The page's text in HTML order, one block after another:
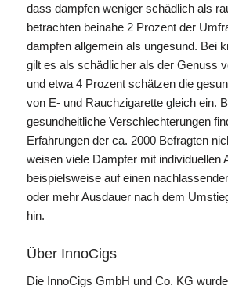
dass dampfen weniger schädlich als
betrachten beinahe 2 Prozent der
dampfen allgemein als ungesund. Bei
gilt es als schädlicher als der Genuss
und etwa 4 Prozent schätzen die
von E- und Rauchzigarette gleich ein.
gesundheitliche Verschlechterungen
Erfahrungen der ca. 2000 Befragten
weisen viele Dampfer mit individuellen
beispielsweise auf einen
oder mehr Ausdauer nach dem
hin.
Über InnoCigs
Die InnoCigs GmbH und Co. KG